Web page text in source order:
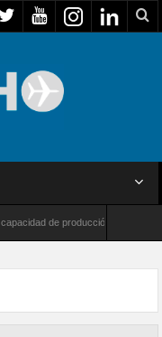
de producción de radares en